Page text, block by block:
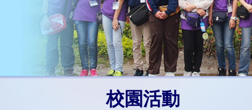
校園活動